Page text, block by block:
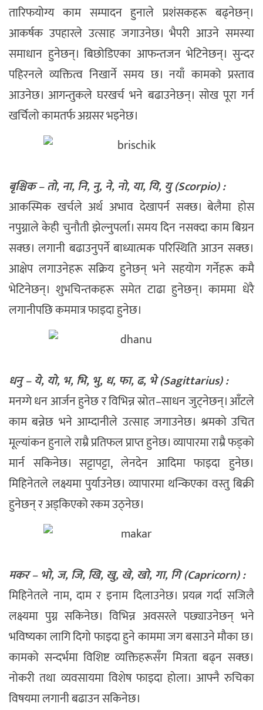
तारिफयोग्य काम सम्पादन हुनाले प्रशंसकहरू बढ्नेछन्।
आकर्षक उपहारले उत्साह जगाउनेछ। भैपरी आउने समस्या
समाधान हुनेछन्। बिछोडिएका आफन्तजन भेटिनेछन्। सुन्दर
पहिरनले व्यक्तित्व निखार्ने समय छ। नयाँ कामको प्रस्ताव
आउनेछ। आगन्तुकले घरखर्च भने बढाउनेछन्। सोख पूरा गर्न
खर्चिलो कामतर्फ अग्रसर भइनेछ।
बृश्चिक – तो, ना, नि, नु, ने, नो, या, यि, यु (Scorpio) :
आकस्मिक खर्चले अर्थ अभाव देखापर्न सक्छ। बेलैमा होस
नपुग्नाले केही चुनौती झेल्नुपर्ला। समय दिन नसक्दा काम बिग्रन
सक्छ। लगानी बढाउनुपर्ने बाध्यात्मक परिस्थिति आउन सक्छ।
आक्षेप लगाउनेहरू सक्रिय हुनेछन् भने सहयोग गर्नेहरू कमै
भेटिनेछन्। शुभचिन्तकहरू समेत टाढा हुनेछन्। काममा धेरै
लगानीपछि कममात्र फाइदा हुनेछ।
धनु – ये, यो, भ, भि, भु, ध, फा, ढ, भे (Sagittarius) :
मनग्गे धन आर्जन हुनेछ र विभिन्न स्रोत–साधन जुट्नेछन्। आँटले
काम बन्नेछ भने आम्दानीले उत्साह जगाउनेछ। श्रमको उचित
मूल्यांकन हुनाले राम्रै प्रतिफल प्राप्त हुनेछ। व्यापारमा राम्रै फड्को
मार्न सकिनेछ। सट्टापट्टा, लेनदेन आदिमा फाइदा हुनेछ।
मिहिनेतले लक्ष्यमा पुर्याउनेछ। व्यापारमा थन्किएका वस्तु बिक्री
हुनेछन् र अड्किएको रकम उठ्नेछ।
मकर – भो, ज, जि, खि, खु, खे, खो, गा, गि (Capricorn) :
मिहिनेतले नाम, दाम र इनाम दिलाउनेछ। प्रयत्न गर्दा सजिलै
लक्ष्यमा पुग्न सकिनेछ। विभिन्न अवसरले पछ्याउनेछन् भने
भविष्यका लागि दिगो फाइदा हुने काममा जग बसाउने मौका छ।
कामको सन्दर्भमा विशिष्ट व्यक्तिहरूसँग मित्रता बढ्न सक्छ।
नोकरी तथा व्यवसायमा विशेष फाइदा होला। आफ्नै रुचिका
विषयमा लगानी बढाउन सकिनेछ।